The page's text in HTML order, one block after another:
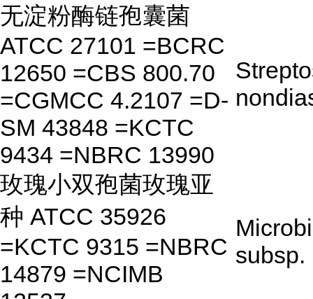
无淀粉酶链孢囊菌
ATCC 27101 =BCRC
12650 =CBS 800.70
=CGMCC 4.2107 =D-
SM 43848 =KCTC
9434 =NBRC 13990
玫瑰小双孢菌玫瑰亚
种 ATCC 35926
=KCTC 9315 =NBRC
14879 =NCIMB
subsp.